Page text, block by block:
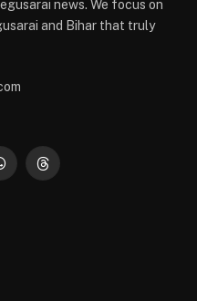
news. We focus on
and Bihar that truly
Threads